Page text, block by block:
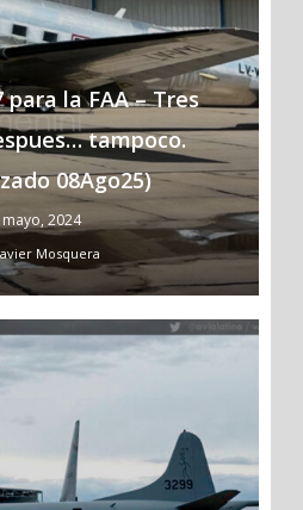
para la FAA – Tres
tampoco.
08Ago25)
mayo, 2024
Mosquera